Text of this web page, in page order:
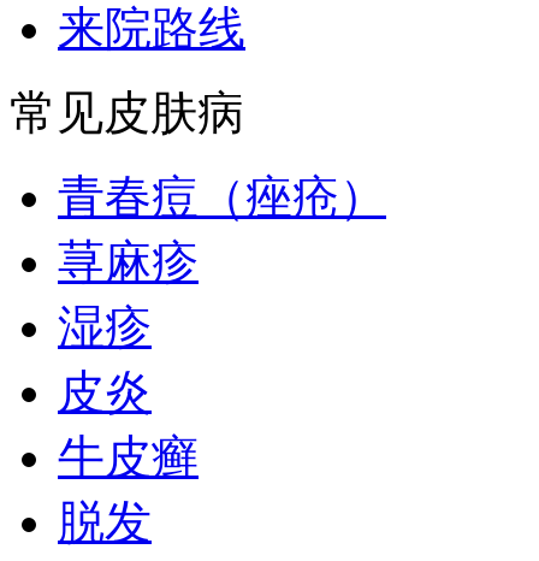
来院路线
常见皮肤病
青春痘（痤疮）
荨麻疹
湿疹
皮炎
牛皮癣
脱发